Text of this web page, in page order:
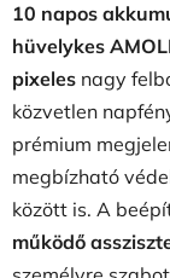
10 napos
hüvelykes
pixeles nagy
közvetlen
prémium
megbízható
között is. A
működő